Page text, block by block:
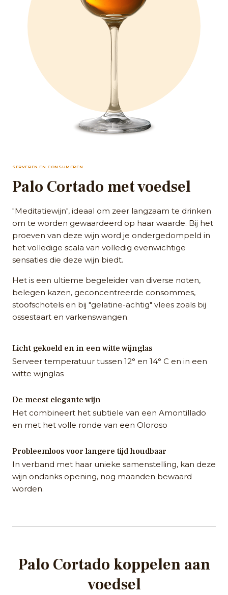
SERVEREN EN CONSUMEREN
Palo Cortado met voedsel
"Meditatiewijn", ideaal om zeer langzaam te drinken
om te worden gewaardeerd op haar waarde. Bij het
proeven van deze wijn word je ondergedompeld in
het volledige scala van volledig evenwichtige
sensaties die deze wijn biedt.
Het is een ultieme begeleider van diverse noten,
belegen kazen, geconcentreerde consommes,
stoofschotels en bij "gelatine-achtig" vlees zoals bij
ossestaart en varkenswangen.
Licht gekoeld en in een witte wijnglas
Serveer temperatuur tussen 12° en 14° C en in een
witte wijnglas
De meest elegante wijn
Het combineert het subtiele van een Amontillado
en met het volle ronde van een Oloroso
Probleemloos voor langere tijd houdbaar
In verband met haar unieke samenstelling, kan deze
wijn ondanks opening, nog maanden bewaard
worden.
Palo Cortado koppelen aan
voedsel